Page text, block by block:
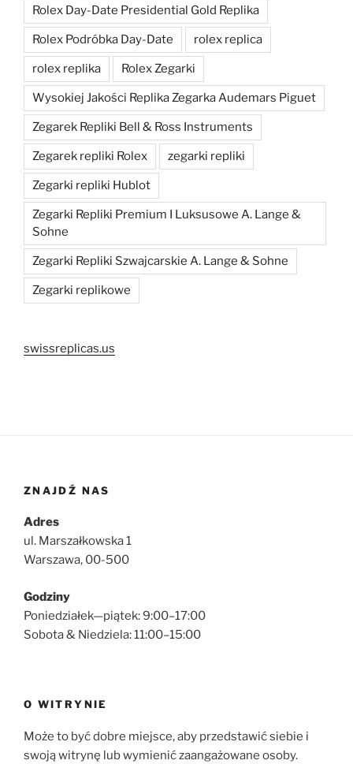
Rolex Day-Date Presidential Gold Replika
Rolex Podróbka Day-Date rolex replica
rolex replika Rolex Zegarki
Wysokiej Jakości Replika Zegarka Audemars Piguet
Zegarek Repliki Bell & Ross Instruments
Zegarek repliki Rolex zegarki repliki
Zegarki repliki Hublot
Zegarki Repliki Premium I Luksusowe A. Lange &
Sohne
Zegarki Repliki Szwajcarskie A. Lange & Sohne
Zegarki replikowe
swissreplicas.us
ZNAJDŹ NAS
Adres
ul. Marszałkowska 1
Warszawa, 00-500
Godziny
Poniedziałek—piątek: 9:00–17:00
Sobota & Niedziela: 11:00–15:00
O WITRYNIE
Może to być dobre miejsce, aby przedstawić siebie i
swoją witrynę lub wymienić zaangażowane osoby.